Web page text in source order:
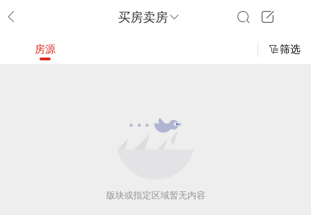
买房卖房
房源 筛选
版块或指定区域暂无内容